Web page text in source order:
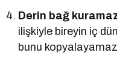
Derin bağ
ilişkiyle bireyin iç
bunu